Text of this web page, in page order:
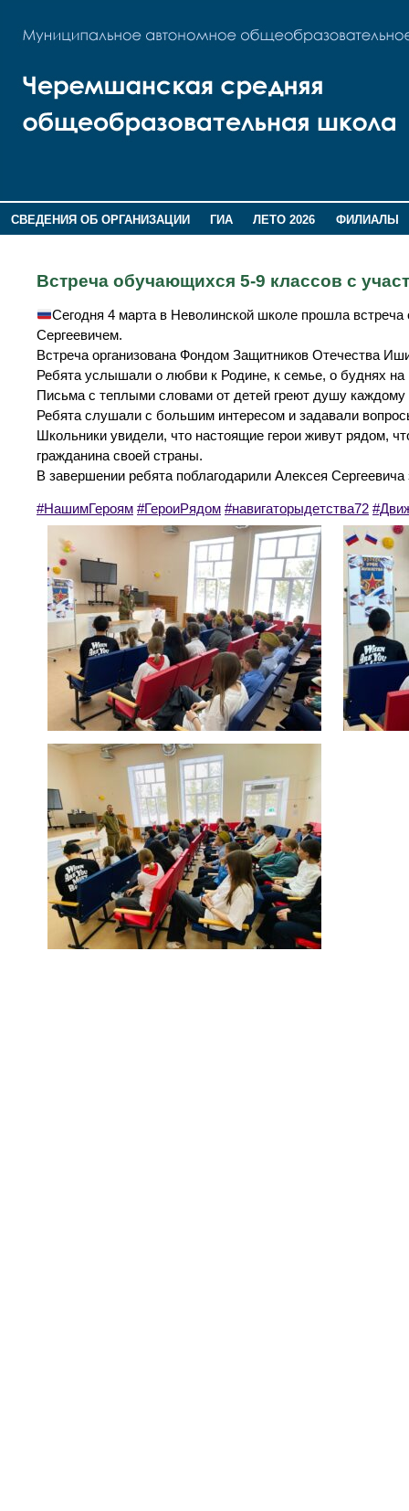
СВЕДЕНИЯ ОБ ОРГАНИЗАЦИИ ГИА ЛЕТО 2026
ФИЛИАЛЫ
Встреча обучающихся 5-9 классов с
Сегодня 4 марта в Неволинской школе прошла
Сергеевичем.
Встреча организована Фондом Защитников Отечества
Ребята услышали о любви к Родине, к семье, о буднях
Письма с теплыми словами от детей греют душу
Ребята слушали с большим интересом и задавали
Школьники увидели, что настоящие герои живут рядом,
гражданина своей страны.
В завершении ребята поблагодарили Алексея
#НашимГероям #ГероиРядом #навигаторыдетства72